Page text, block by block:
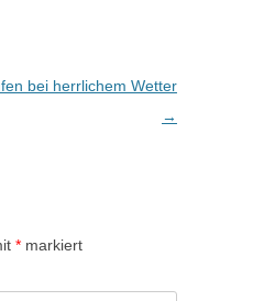
bei herrlichem Wetter
→
* markiert